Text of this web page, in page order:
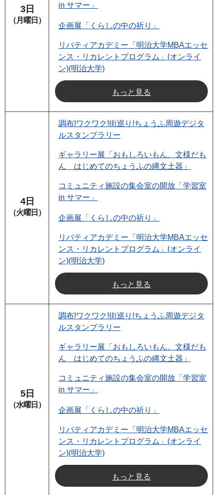
3日
（月曜日）
in サマー」
企画展「くらしの中の祈り」
リバティアカデミー「明治大学MBAエッセ
ンス・リカレントプログラム」(オンライ
ン)(明治大学)
もっと見る
4日
（火曜日）
調布!ワクワク!街巡り!ちょうふ周遊デジタ
ルスタンプラリー
ギャラリー展「おもしろいもん、文様だも
ん はじめてのちょうふの縄文土器」
コミュニティ施設の集会室の開放「学習室
in サマー」
企画展「くらしの中の祈り」
リバティアカデミー「明治大学MBAエッセ
ンス・リカレントプログラム」(オンライ
ン)(明治大学)
もっと見る
5日
（水曜日）
調布!ワクワク!街巡り!ちょうふ周遊デジタ
ルスタンプラリー
ギャラリー展「おもしろいもん、文様だも
ん はじめてのちょうふの縄文土器」
コミュニティ施設の集会室の開放「学習室
in サマー」
企画展「くらしの中の祈り」
リバティアカデミー「明治大学MBAエッセ
ンス・リカレントプログラム」(オンライ
ン)(明治大学)
もっと見る